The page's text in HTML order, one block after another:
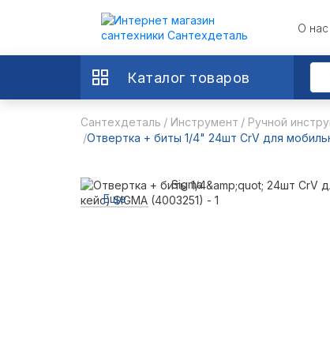
О нас
Каталог товаров
Сантехдеталь Инструмент Ручной
Отвертка + биты 1/4" 24шт CrV для
Sigma
Еще